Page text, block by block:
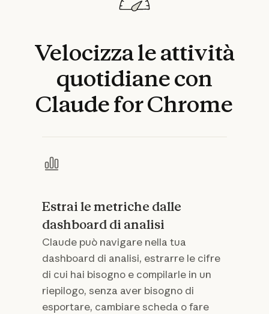
Velocizzaleattività
quotidianecon
ClaudeforChrome
Estrai le metriche dalle
dashboard di analisi
Claude può navigare nella tua
dashboard di analisi, estrarre le cifre
di cui hai bisogno e compilarle in un
riepilogo, senza aver bisogno di
esportare, cambiare scheda o fare